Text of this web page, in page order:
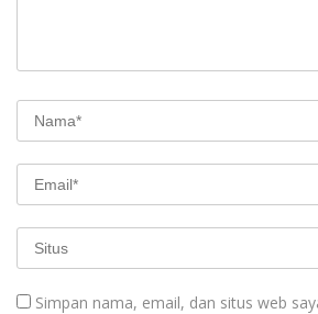
Simpan nama, email, dan situs web